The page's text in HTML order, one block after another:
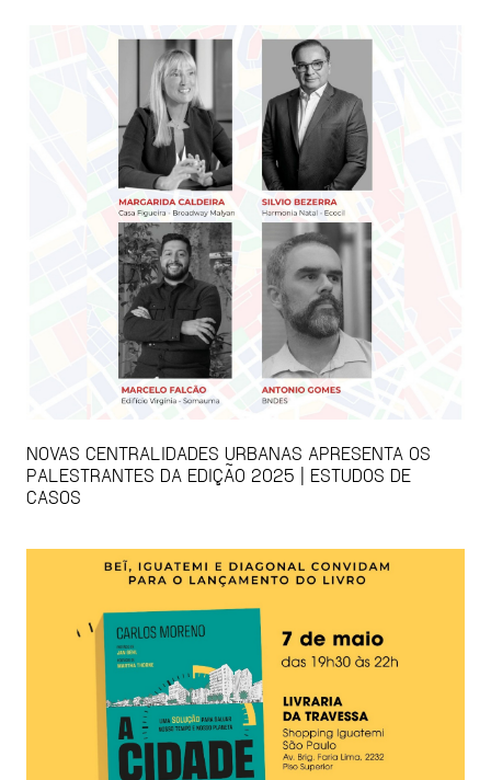
NOVAS CENTRALIDADES URBANAS APRESENTA OS
PALESTRANTES DA EDIÇÃO 2025 | ESTUDOS DE
CASOS